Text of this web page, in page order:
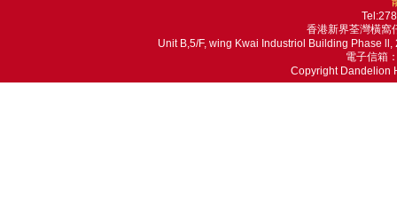
香港新界荃灣橫窩
Unit B,5/F, wing Kwai Industriol Building Phase
電子信箱
Copyright Dandelion